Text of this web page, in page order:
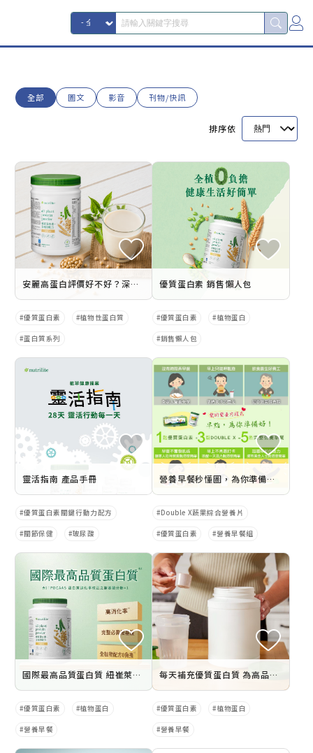
全部 圖文 影音 刊物/快訊
排序依
安麗高蛋白評價好不好？深入解析紐崔萊優質蛋白素功效、副作用與適合族群
優質蛋白素 植物性蛋白質
蛋白質系列
優質蛋白素 銷售懶人包
優質蛋白素 植物蛋白
銷售懶人包
靈活指南 產品手冊
優質蛋白素關鍵行動力配方
關節保健 玻尿酸
營養早餐秒懂圖，為你準備好囉！
Double X蔬果綜合營養片
優質蛋白素 營養早餐組
國際最高品質蛋白質 紐崔萊優質蛋白素
優質蛋白素 植物蛋白
營養早餐
每天補充優質蛋白質 為高品質生活打造健康基礎
優質蛋白素 植物蛋白
營養早餐